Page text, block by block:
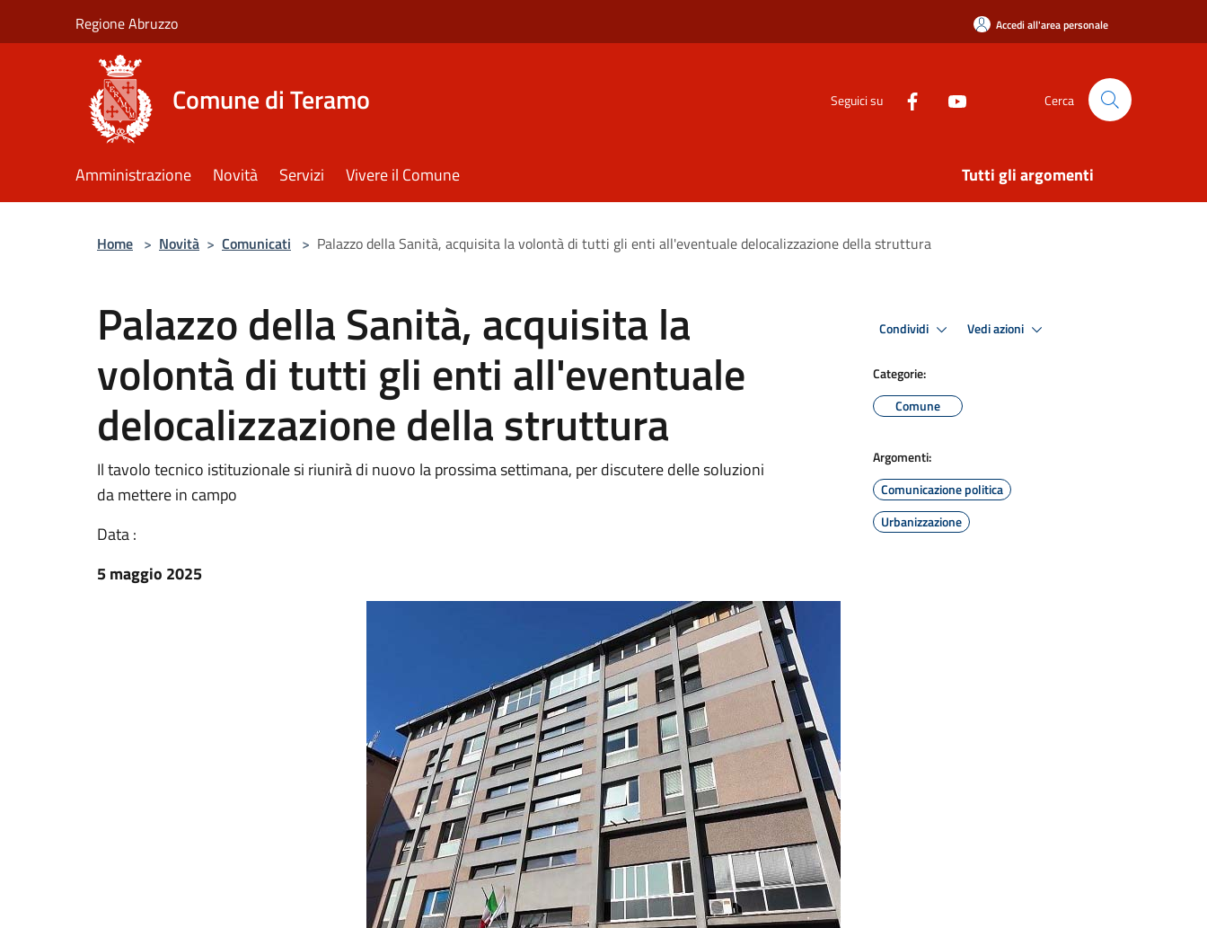
Regione Abruzzo Accedi all'area personale
Comune di Teramo Seguici su Cerca
Amministrazione Novità Servizi Vivere il Comune Tutti gli argomenti
Home > Novità > Comunicati > Palazzo della Sanità, acquisita la volontà di tutti gli enti all'eventuale delocalizzazione della struttura
Palazzo della Sanità, acquisita la
volontà di tutti gli enti all'eventuale
delocalizzazione della struttura
Il tavolo tecnico istituzionale si riunirà di nuovo la prossima settimana, per discutere delle soluzioni
da mettere in campo
Data :
5 maggio 2025
Condividi Vedi azioni
Categorie:
Comune
Argomenti:
Comunicazione politica
Urbanizzazione